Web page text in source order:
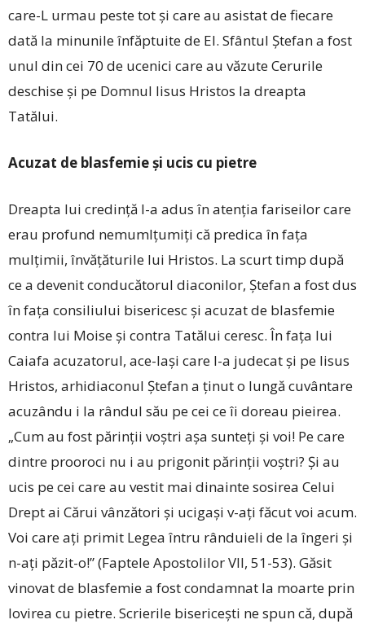
care-L urmau peste tot și care au asistat de fiecare
dată la minunile înfăptuite de El. Sfântul Ștefan a fost
unul din cei 70 de ucenici care au văzute Cerurile
deschise și pe Domnul Iisus Hristos la dreapta
Tatălui.
Acuzat de blasfemie și ucis cu pietre
Dreapta lui credinţă l-a adus în atenţia fariseilor care
erau profund nemumlţumiţi că predica în faţa
mulţimii, învăţăturile lui Hristos. La scurt timp după
ce a devenit conducătorul diaconilor, Ştefan a fost dus
în faţa consiliului bisericesc şi acuzat de blasfemie
contra lui Moise şi contra Tatălui ceresc. În faţa lui
Caiafa acuzatorul, ace-laşi care l-a judecat şi pe Iisus
Hristos, arhidiaconul Ştefan a ţinut o lungă cuvântare
acuzându i la rândul său pe cei ce îi doreau pieirea.
„Cum au fost părinţii voştri aşa sunteţi şi voi! Pe care
dintre prooroci nu i au prigonit părinţii voştri? Şi au
ucis pe cei care au vestit mai dinainte sosirea Celui
Drept ai Cărui vânzători şi ucigaşi v-aţi făcut voi acum.
Voi care aţi primit Legea întru rânduieli de la îngeri şi
n-aţi păzit-o!” (Faptele Apostolilor VII, 51-53). Găsit
vinovat de blasfemie a fost condamnat la moarte prin
lovirea cu pietre. Scrierile bisericeşti ne spun că, după